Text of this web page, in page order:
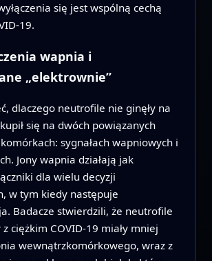
się jest wspólną cechą
19.
wapnia i
„elektrownie”
dlaczego neutrofile nie ginęły na
się na dwóch powiązanych
sygnałach wapniowych i
Jony wapnia działają jak
dla wielu decyzji
w tym kiedy następuje
Badacze stwierdzili, że neutrofile
ciężkim COVID-19 miały mniej
wewnątrzkomórkowego, wraz z